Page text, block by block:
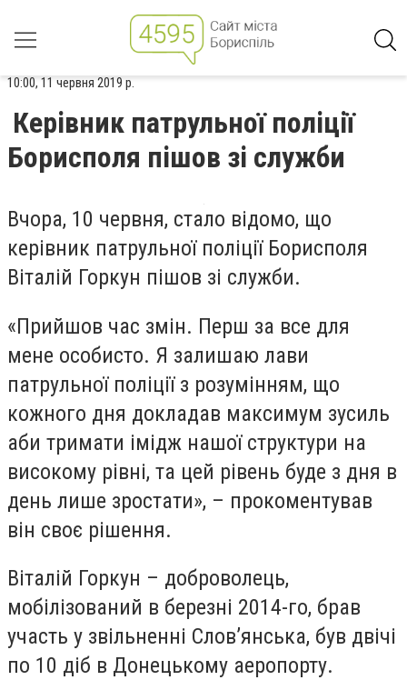
10:00, 11 червня 2019 р.
Керівник патрульної поліції
Борисполя пішов зі служби
Вчора, 10 червня, стало відомо, що
керівник патрульної поліції Борисполя
Віталій Горкун пішов зі служби.
«Прийшов час змін. Перш за все для
мене особисто. Я залишаю лави
патрульної поліції з розумінням, що
кожного дня докладав максимум зусиль
аби тримати імідж нашої структури на
високому рівні, та цей рівень буде з дня в
день лише зростати», – прокоментував
він своє рішення.
Віталій Горкун – доброволець,
мобілізований в березні 2014-го, брав
участь у звільненні Слов’янська, був двічі
по 10 діб в Донецькому аеропорту.